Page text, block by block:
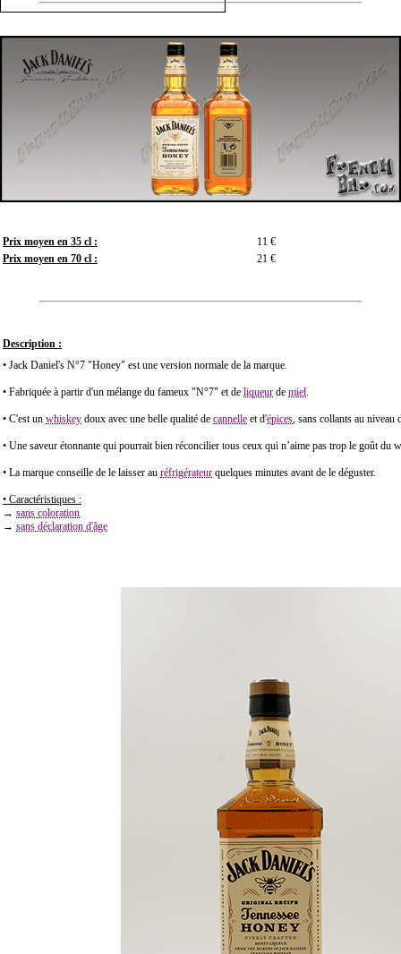
Prix moyen en 35 cl :
11 €
Prix moyen en 70 cl :
21 €
Description :
• Jack Daniel's N°7 "Honey" est une version normale de la marque.
• Fabriquée à partir d'un mélange du fameux "N°7" et de liqueur de miel.
• C'est un whiskey doux avec une belle qualité de cannelle et d'épices, sans collants au niveau
• Une saveur étonnante qui pourrait bien réconcilier tous ceux qui n’aime pas trop le goût du
• La marque conseille de le laisser au réfrigérateur quelques minutes avant de le déguster.
• Caractéristiques :
→ sans coloration
→ sans déclaration d'âge